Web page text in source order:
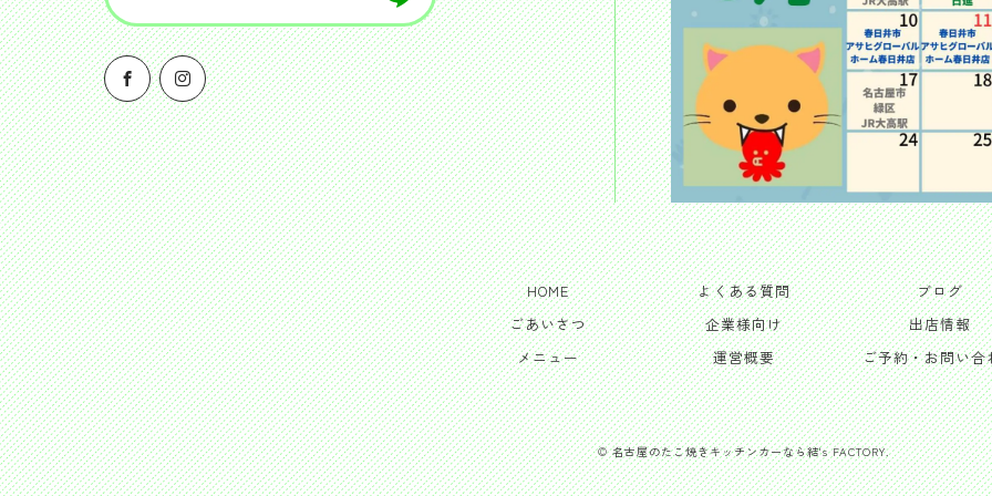
HOME
ごあいさつ
メニュー
よくある質問
企業様向け
運営概要
ブログ
出店情報
ご予約・お問い合
© 名古屋のたこ焼きキッチンカーなら結's FACTORY.